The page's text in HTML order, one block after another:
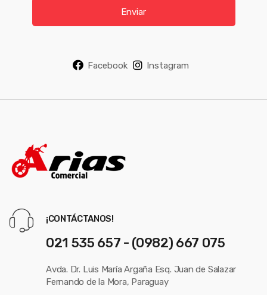
l
Enviar
Facebook Instagram
¡CONTÁCTANOS!
021 535 657 - (0982) 667 075
Avda. Dr. Luis María Argaña Esq. Juan de Salazar
Fernando de la Mora, Paraguay